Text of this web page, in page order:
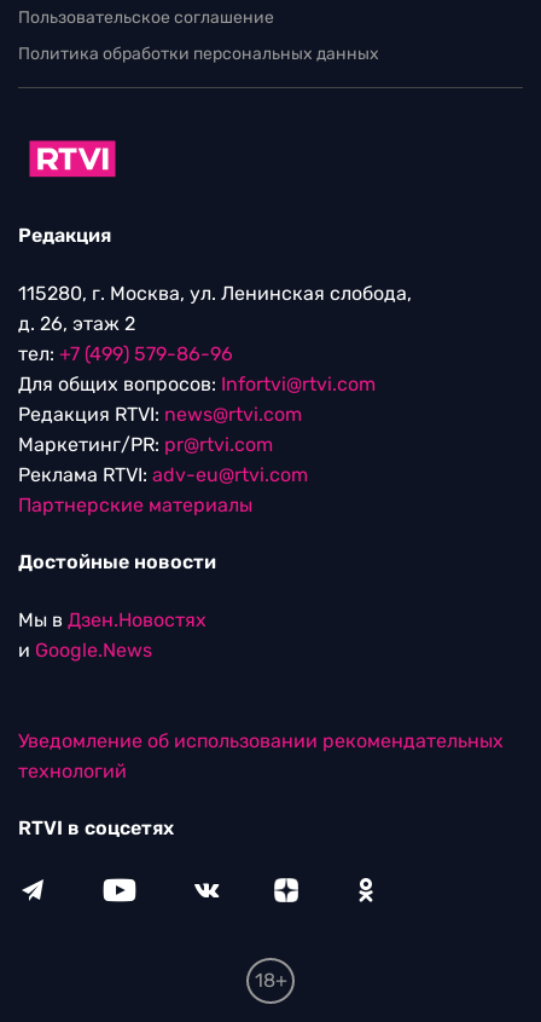
Пользовательское соглашение
Политика обработки персональных данных
Редакция
115280, г. Москва, ул. Ленинская слобода,
д. 26, этаж 2
тел: +7 (499) 579-86-96
Для общих вопросов: Infortvi@rtvi.com
Редакция RTVI: news@rtvi.com
Маркетинг/PR: pr@rtvi.com
Реклама RTVI: adv-eu@rtvi.com
Партнерские материалы
Достойные новости
Мы в Дзен.Новостях
и Google.News
Уведомление об использовании рекомендательных
технологий
RTVI в соцсетях
18+